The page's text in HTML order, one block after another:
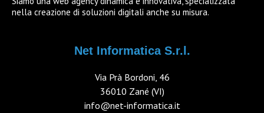
nella creazione di soluzioni digitali anche su misura.
Net Informatica S.r.l.
Via Prà Bordoni, 46
36010 Zané (VI)
info@net-informatica.it